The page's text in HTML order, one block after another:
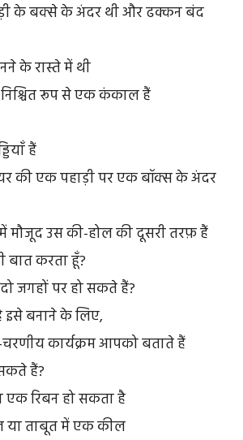
के बक्से के अंदर थी और ढक्कन बंद
के रास्ते में थी
रूप से एक कंकाल हैं
हैं
की एक पहाड़ी पर एक बॉक्स के अंदर
मौजूद उस की-होल की दूसरी तरफ़ हैं
करता हूँ?
जगहों पर हो सकते हैं?
इसे बनाने के लिए,
कार्यक्रम आपको बताते हैं
हैं?
एक रिबन हो सकता है
या ताबूत में एक कील